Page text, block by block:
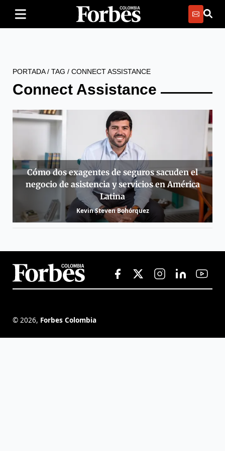
PORTADA/ TAG / CONNECT ASSISTANCE
Connect Assistance
Cómo dos exagentes de seguros sacuden el
negocio de asistencia y servicios en América
Latina
Kevin Steven Bohórquez
© 2026, Forbes Colombia